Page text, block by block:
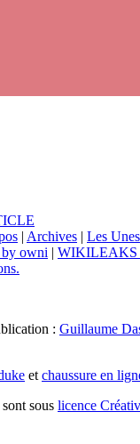
Archives Les Unes
owni WIKILEAKS
: Guillaume
etchaussure en
sous licence